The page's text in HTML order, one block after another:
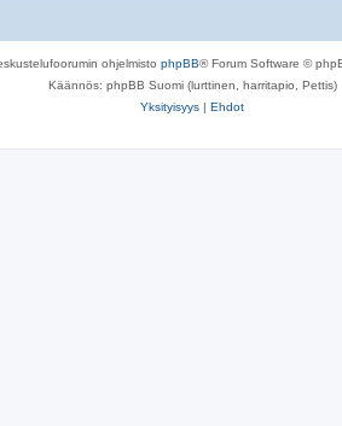
ohjelmisto phpBB® Forum Software ©
Käännös: phpBB Suomi (lurttinen, harritapio, Pettis)
Yksityisyys | Ehdot